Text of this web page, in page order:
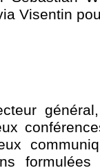
Visentin